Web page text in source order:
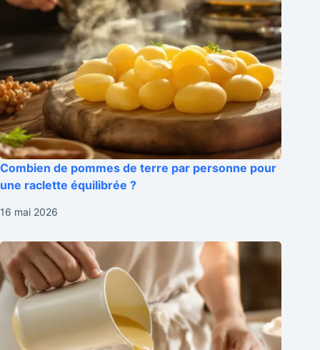
Combien de pommes de terre par personne pour
une raclette équilibrée ?
16 mai 2026